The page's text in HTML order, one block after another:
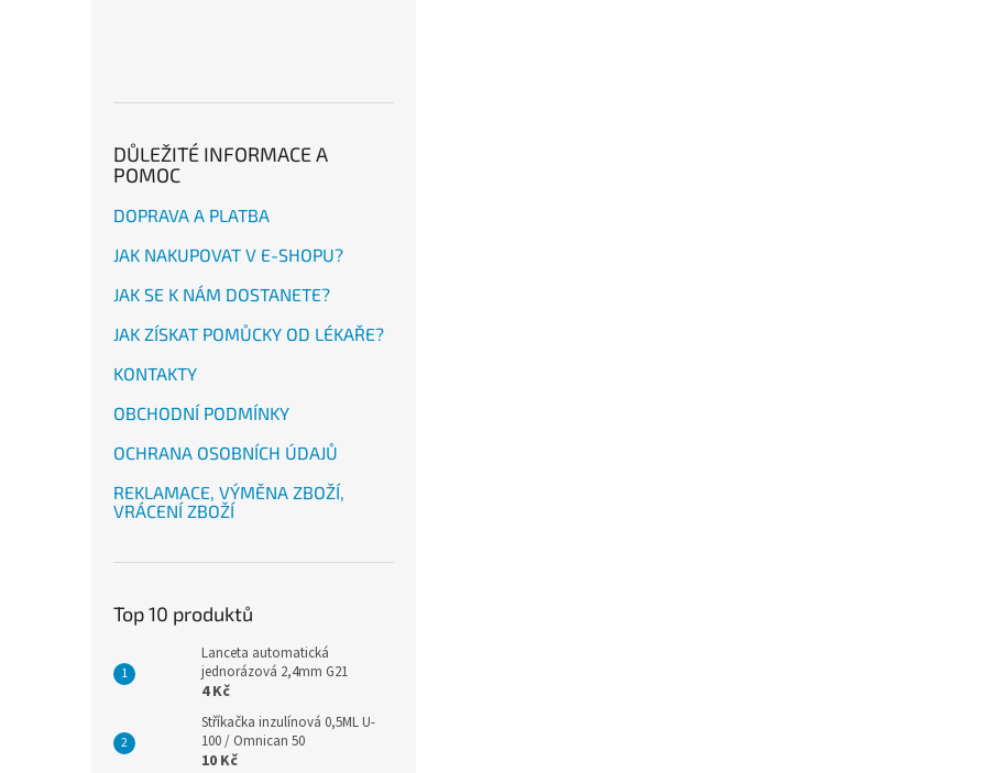
DŮLEŽITÉ INFORMACE A
POMOC
DOPRAVA A PLATBA
JAK NAKUPOVAT V E-SHOPU?
JAK SE K NÁM DOSTANETE?
JAK ZÍSKAT POMŮCKY OD LÉKAŘE?
KONTAKTY
OBCHODNÍ PODMÍNKY
OCHRANA OSOBNÍCH ÚDAJŮ
REKLAMACE, VÝMĚNA ZBOŽÍ,
VRÁCENÍ ZBOŽÍ
Top 10 produktů
Lanceta automatická
jednorázová 2,4mm G21
4 Kč
Stříkačka inzulínová 0,5ML U-
100 / Omnican 50
10 Kč